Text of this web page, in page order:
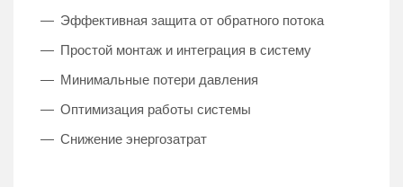
Эффективная защита от обратного потока
Простой монтаж и интеграция в систему
Минимальные потери давления
Оптимизация работы системы
Снижение энергозатрат